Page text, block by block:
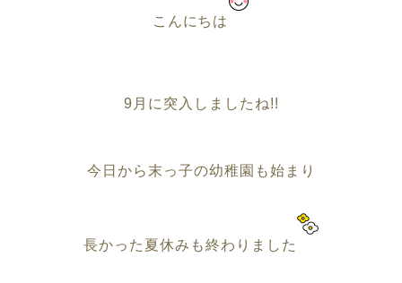
こんにちは
9月に突入しましたね!!
今日から末っ子の幼稚園も始まり
長かった夏休みも終わりました